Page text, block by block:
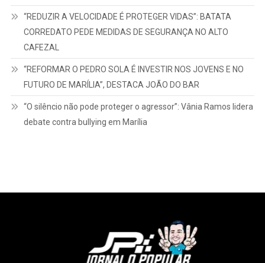
“REDUZIR A VELOCIDADE É PROTEGER VIDAS”: BATATA
CORREDATO PEDE MEDIDAS DE SEGURANÇA NO ALTO
CAFEZAL
“REFORMAR O PEDRO SOLA É INVESTIR NOS JOVENS E NO
FUTURO DE MARÍLIA”, DESTACA JOÃO DO BAR
“O silêncio não pode proteger o agressor”: Vânia Ramos lidera
debate contra bullying em Marília